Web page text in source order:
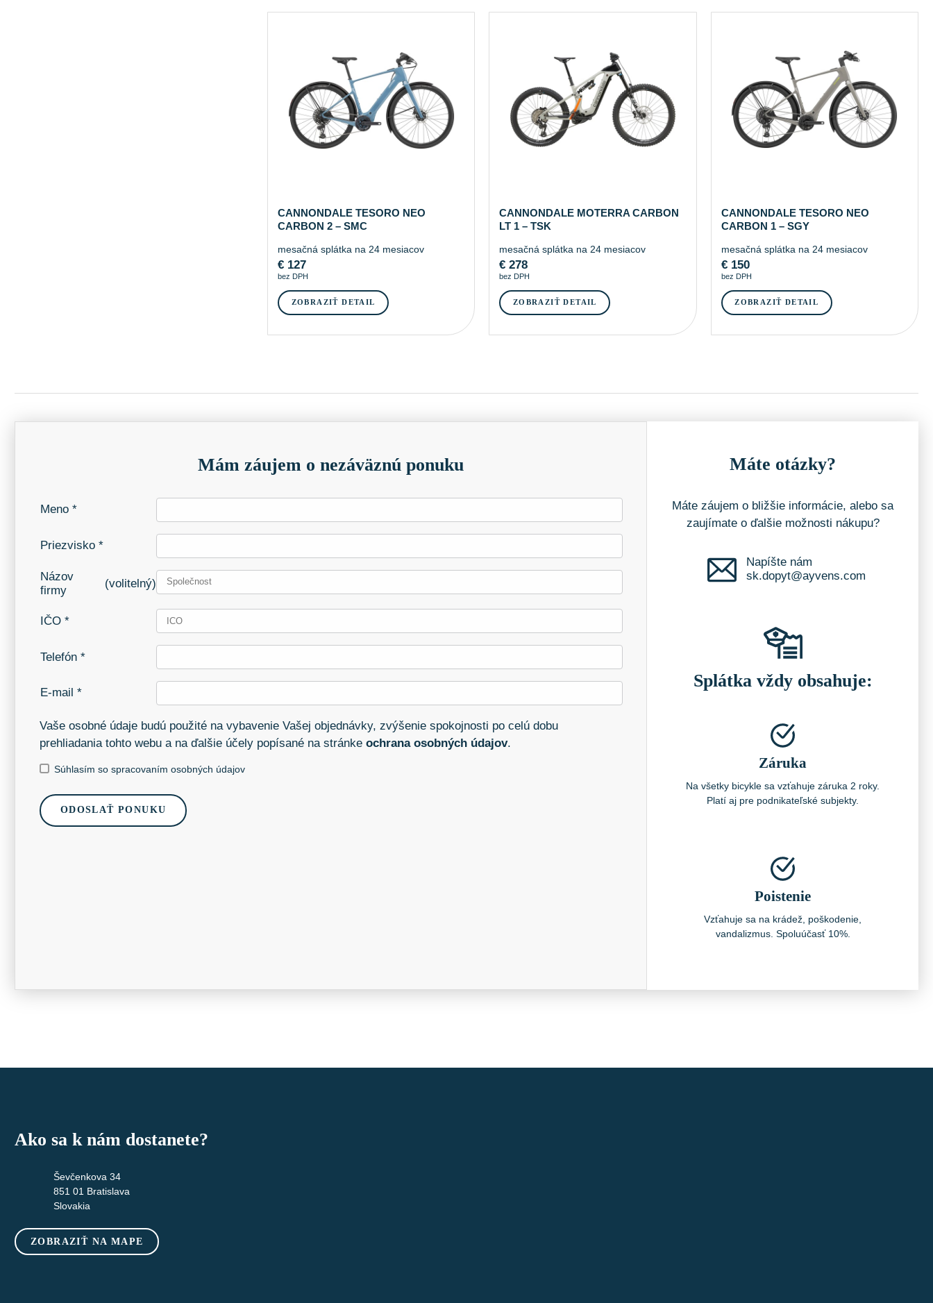
CANNONDALE TESORO NEO
CARBON 2 – SMC
mesačná splátka na 24 mesiacov
€ 127
bez DPH
ZOBRAZIŤ DETAIL
CANNONDALE MOTERRA CARBON
LT 1 – TSK
mesačná splátka na 24 mesiacov
€ 278
bez DPH
ZOBRAZIŤ DETAIL
CANNONDALE TESORO NEO
CARBON 1 – SGY
mesačná splátka na 24 mesiacov
€150
bez DPH
ZOBRAZIŤ DETAIL
Mám záujem o nezáväznú ponuku
Meno *
Priezvisko *
Názov
firmy
(volitelný)
IČO *
Telefón *
E-mail *
Vaše osobné údaje budú použité na vybavenie Vašej objednávky, zvýšenie spokojnosti po celú dobu
prehliadania tohto webu a na ďalšie účely popísané na stránke ochrana osobných údajov.
Súhlasím so spracovaním osobných údajov
ODOSLAŤ PONUKU
Máte otázky?
Máte záujem o bližšie informácie, alebo sa
zaujímate o ďalšie možnosti nákupu?
Napíšte nám
sk.dopyt@ayvens.com
Splátka vždy obsahuje:
Záruka
Na všetky bicykle sa vzťahuje záruka 2 roky.
Platí aj pre podnikateľské subjekty.
Poistenie
Vzťahuje sa na krádež, poškodenie,
vandalizmus. Spoluúčasť 10%.
Ako sa k nám dostanete?
Ševčenkova 34
851 01 Bratislava
Slovakia
ZOBRAZIŤ NA MAPE